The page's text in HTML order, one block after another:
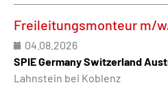
Freileitungsmonteur m/
04.08.2026
SPIE Germany Switzerland
Lahnstein bei Koblenz